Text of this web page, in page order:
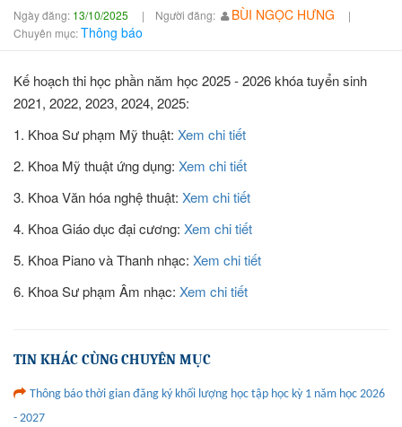
Ngày đăng: 13/10/2025 | Người đăng: BÙI NGỌC HƯNG |
Chuyên mục:Thông báo
Kế hoạch thi học phần năm học 2025 - 2026 khóa tuyển sinh
2021, 2022, 2023, 2024, 2025:
1. Khoa Sư phạm Mỹ thuật: Xem chi tiết
2. Khoa Mỹ thuật ứng dụng: Xem chi tiết
3. Khoa Văn hóa nghệ thuật: Xem chi tiết
4. Khoa Giáo dục đại cương: Xem chi tiết
5. Khoa Piano và Thanh nhạc: Xem chi tiết
6. Khoa Sư phạm Âm nhạc: Xem chi tiết
TIN KHÁC CÙNG CHUYÊN MỤC
Thông báo thời gian đăng ký khối lượng học tập học kỳ 1 năm học 2026
- 2027